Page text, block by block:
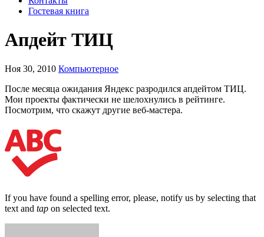
Гостевая книга
Апдейт ТИЦ
Ноя 30, 2010 Компьютерное
После месяца ожидания Яндекс разродился апдейтом ТИЦ.
Мои проекты фактически не шелохнулись в рейтинге.
Посмотрим, что скажут другие веб-мастера.
If you have found a spelling error, please, notify us by selecting that
text and tap on selected text.